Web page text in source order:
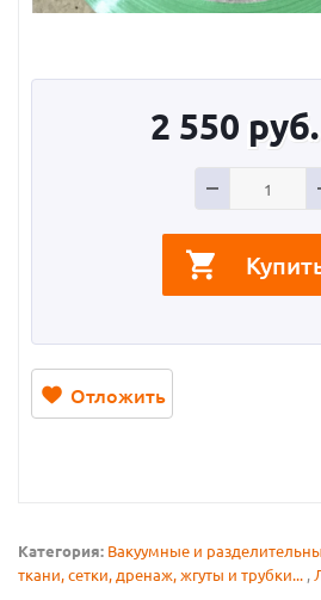
2 550 руб.
Отложить
Категория: Вакуумные и
ткани, сетки, дренаж, жгуты и трубки... ,